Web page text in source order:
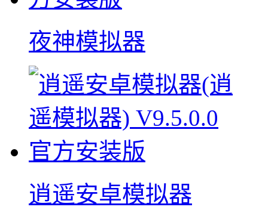
夜神模拟器
逍遥安卓模拟器